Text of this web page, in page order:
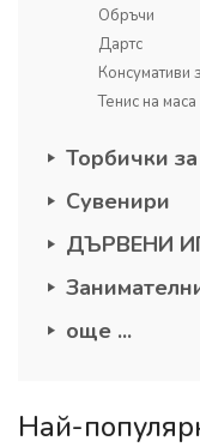
Обръчи
Дартс
Консумативи
Тенис на маса
Торбички
Сувенири
ДЪРВЕНИ
още ...
Най-